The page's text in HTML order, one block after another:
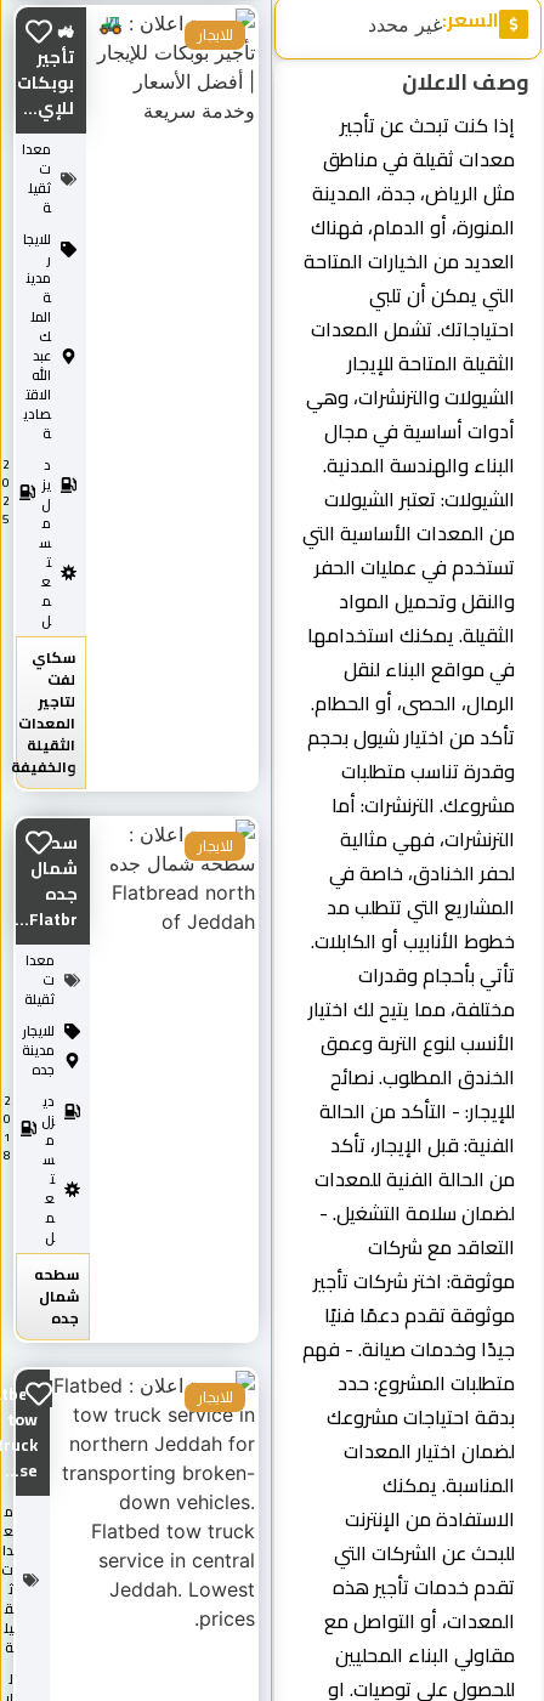
السعر:غير محدد
الاعلان
إذا كنت تبحث عن تأجير
معدات ثقيلة في مناطق
مثل الرياض، جدة، المدينة
المنورة، أو الدمام، فهناك
العديد من الخيارات المتاحة
التي يمكن أن تلبي
احتياجاتك. تشمل المعدات
الثقيلة المتاحة للإيجار
الشيولات والترنشرات، وهي
أدوات أساسية في مجال
البناء والهندسة المدنية.
الشيولات: تعتبر الشيولات
من المعدات الأساسية التي
تستخدم في عمليات الحفر
والنقل وتحميل المواد
الثقيلة. يمكنك استخدامها
في مواقع البناء لنقل
الرمال، الحصى، أو الحطام.
تأكد من اختيار شيول بحجم
وقدرة تناسب متطلبات
مشروعك. الترنشرات: أما
الترنشرات، فهي مثالية
لحفر الخنادق، خاصة في
المشاريع التي تتطلب مد
خطوط الأنابيب أو الكابلات.
تأتي بأحجام وقدرات
مختلفة، مما يتيح لك اختيار
الأنسب لنوع التربة وعمق
الخندق المطلوب. نصائح
للإيجار: - التأكد من الحالة
الفنية: قبل الإيجار، تأكد
من الحالة الفنية للمعدات
لضمان سلامة التشغيل. -
التعاقد مع شركات
موثوقة: اختر شركات تأجير
موثوقة تقدم دعمًا فنيًا
جيدًا وخدمات صيانة. - فهم
متطلبات المشروع: حدد
بدقة احتياجات مشروعك
لضمان اختيار المعدات
المناسبة. يمكنك
الاستفادة من الإنترنت
للبحث عن الشركات التي
تقدم خدمات تأجير هذه
المعدات، أو التواصل مع
مقاولي البناء المحليين
للحصول على توصيات. او
تأجير
بوبكات
للإي...
معدا
ت
ثقيل
للايجا
ر
عبد
الاقت
صادي
يز
ت
ع
0
2
سكاي
لفت
لتاجير
المعدات
الثقيلة
والخفيفة
للايجار
سطحه
شمال
جده
Flatbr...
معدا
ت
ثقيلة
للايجار
مدينة
جده
دي
زل
ت
ع
0
1
سطحه
شمال
جده
للايجار
Flatbed
tow
truck
ت
ث
للايجار